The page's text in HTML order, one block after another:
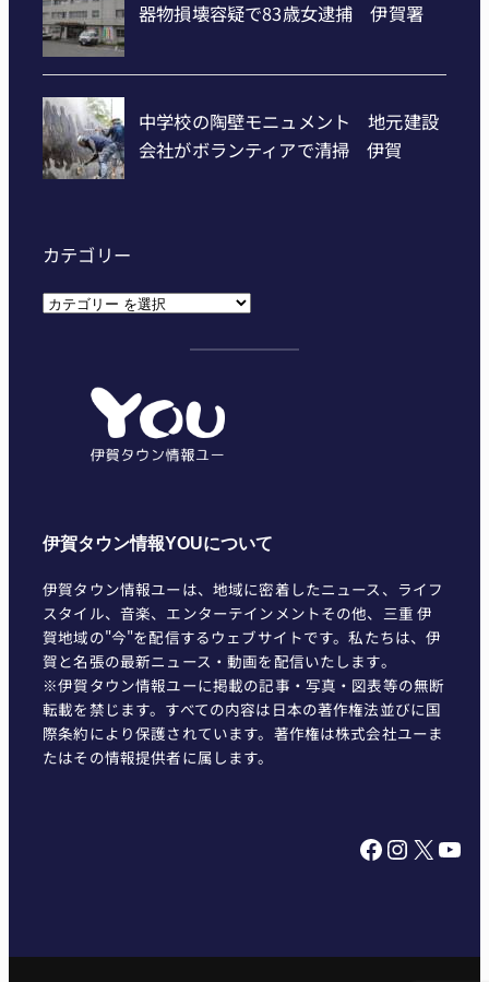
カテゴリー
カ
伊賀タウン情報YOUについて
伊賀タウン情報ユーは、地域に密着したニュース、ライフ
スタイル、音楽、エンターテインメントその他、三重 伊
賀地域の"今"を配信するウェブサイトです。私たちは、伊
賀と名張の最新ニュース・動画を配信いたします。
※伊賀タウン情報ユーに掲載の記事・写真・図表等の無断
転載を禁じます。すべての内容は日本の著作権法並びに国
際条約により保護されています。著作権は株式会社ユーま
たはその情報提供者に属します。
Facebook InstagramX YouTube